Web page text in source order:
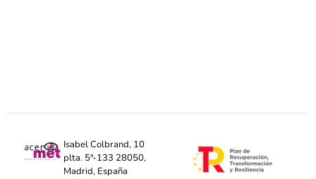
Isabel Colbrand, 10
plta. 5ª-133 28050,
Madrid, España